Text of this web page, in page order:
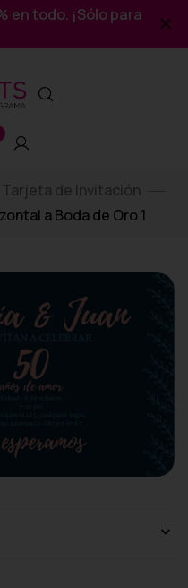
en todo. ¡Sólo para
Tarjeta de Invitación
a Boda de Oro 1
ampliar